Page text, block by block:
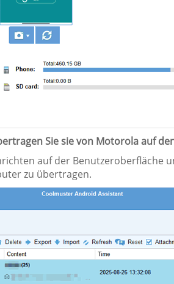
Sie sie von Motorola auf
auf der Benutzeroberfläche
zu übertragen.